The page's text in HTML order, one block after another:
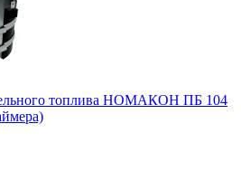
топлива НОМАКОН ПБ 104